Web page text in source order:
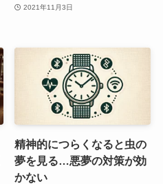
2021年11月3日
精神的につらくなると虫の
夢を見る…悪夢の対策が効
かない